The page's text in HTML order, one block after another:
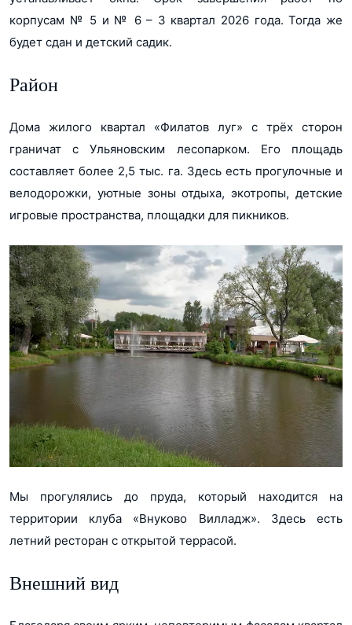
корпусам № 5 и № 6 – 3 квартал 2026 года. Тогда же
будет сдан и детский садик.
Район
Дома жилого квартал «Филатов луг» с трёх сторон
граничат с Ульяновским лесопарком. Его площадь
составляет более 2,5 тыс. га. Здесь есть прогулочные и
велодорожки, уютные зоны отдыха, экотропы, детские
игровые пространства, площадки для пикников.
Мы прогулялись до пруда, который находится на
территории клуба «Внуково Вилладж». Здесь есть
летний ресторан с открытой террасой.
Внешний вид